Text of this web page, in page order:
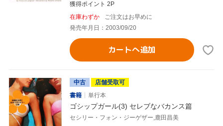
獲得ポイント 2P
在庫わずか
ご注文はお早めに
発売年月日：2003/09/20
カートへ追加
中古
店舗受取可
書籍
単行本
ゴシップガール(3) セレブなバカンス篇
セシリー・フォン・ジーゲザー,鹿田昌美